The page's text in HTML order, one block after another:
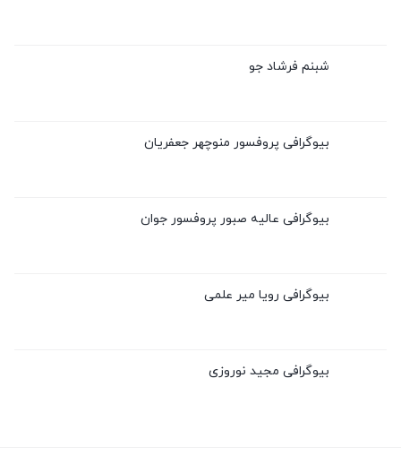
شبنم فرشاد جو
بیوگرافی پروفسور منوچهر جعفریان
بیوگرافی عالیه صبور پروفسور جوان
بیوگرافی رویا میر علمی
بیوگرافی مجید نوروزی